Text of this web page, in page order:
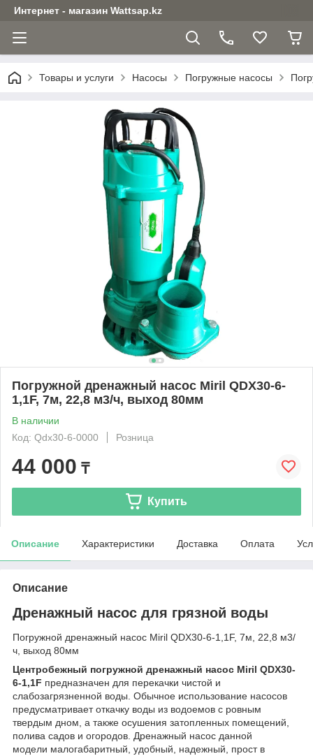
Интернет - магазин Wattsap.kz
Товары и услуги Насосы Погружные насосы
Погружной дренажный насос Miril QDX30-6-
1,1F, 7м, 22,8 м3/ч, выход 80мм
В наличии
Код: Qdx30-6-0000
Розница
44 000 ₸
Купить
Описание Характеристики Доставка Оплата
Описание
Дренажный насос для грязной воды
Погружной дренажный насос Miril QDX30-6-1,1F, 7м, 22,8 м3/
ч, выход 80мм
Центробежный погружной дренажный насос Miril QDX30-
6-1,1F предназначен для перекачки чистой и
слабозагрязненной воды. Обычное использование насосов
предусматривает откачку воды из водоемов с ровным
твердым дном, а также осушения затопленных помещений,
полива садов и огородов. Дренажный насос данной
модели малогабаритный, удобный, надежный, прост в